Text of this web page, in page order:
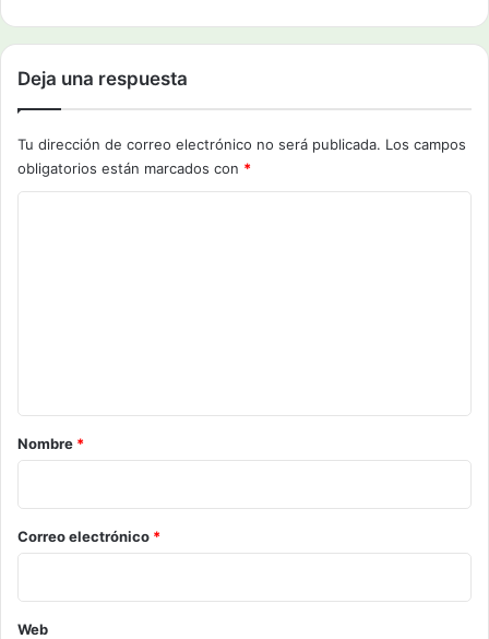
Deja una respuesta
Tu dirección de correo electrónico no será publicada. Los campos
obligatorios están marcados con *
r
o
*
Nombre *
Correo electrónico *
Web